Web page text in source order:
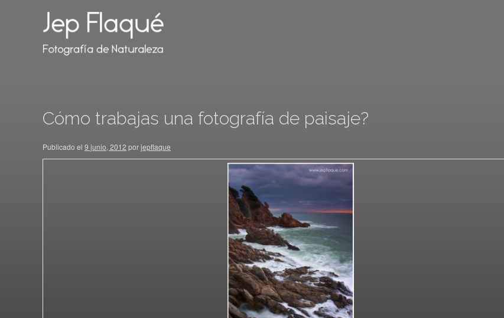
Cómo trabajas una fotografía de paisaje?
Publicado el 9 junio, 2012 porjepflaque